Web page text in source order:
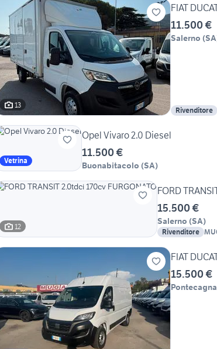
13
FIAT
11.500 €
Salerno (SA
Rivenditore
Vetrina
Opel Vivaro 2.0 Diesel
11.500 €
Buonabitacolo (SA)
12
FORD
15.500 €
Salerno (SA)
Rivenditore
FIAT
15.500 €